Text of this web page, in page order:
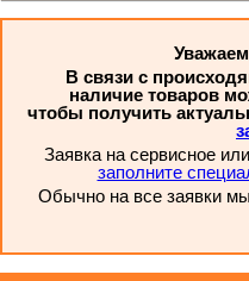
В связи с
наличие товаров
чтобы получить
Заявка на сервисное
заполните
Обычно на все заявки